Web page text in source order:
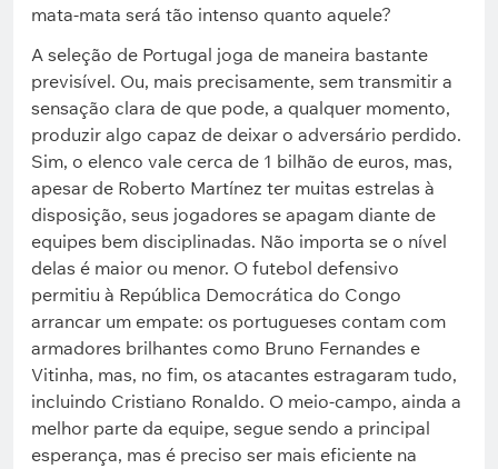
mata-mata será tão intenso quanto aquele?
A seleção de Portugal joga de maneira bastante
previsível. Ou, mais precisamente, sem transmitir a
sensação clara de que pode, a qualquer momento,
produzir algo capaz de deixar o adversário perdido.
Sim, o elenco vale cerca de 1 bilhão de euros, mas,
apesar de Roberto Martínez ter muitas estrelas à
disposição, seus jogadores se apagam diante de
equipes bem disciplinadas. Não importa se o nível
delas é maior ou menor. O futebol defensivo
permitiu à República Democrática do Congo
arrancar um empate: os portugueses contam com
armadores brilhantes como Bruno Fernandes e
Vitinha, mas, no fim, os atacantes estragaram tudo,
incluindo Cristiano Ronaldo. O meio-campo, ainda a
melhor parte da equipe, segue sendo a principal
esperança, mas é preciso ser mais eficiente na